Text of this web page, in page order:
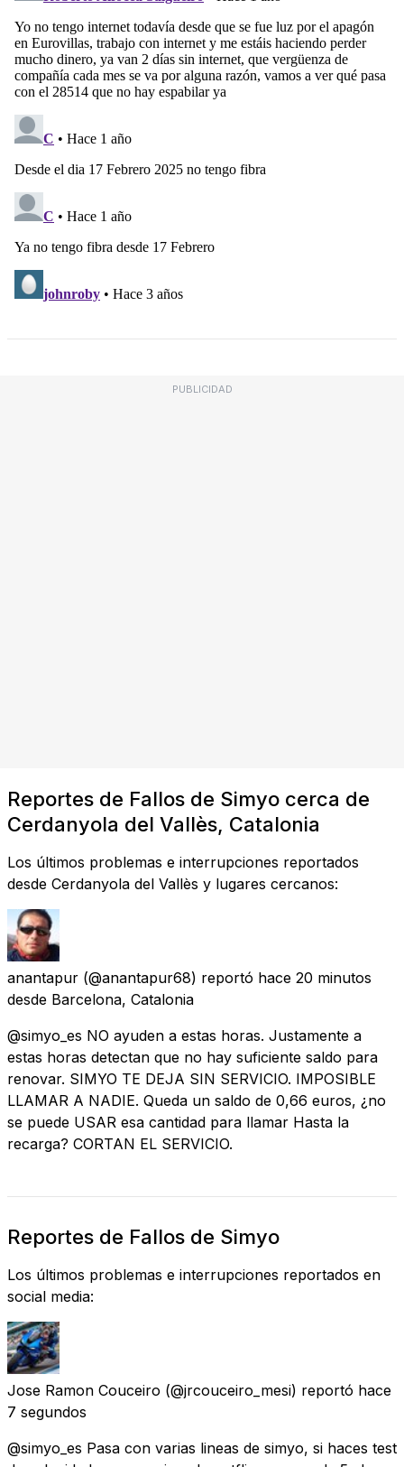
PUBLICIDAD
Reportes de Fallos de Simyo cerca de
Cerdanyola del Vallès, Catalonia
Los últimos problemas e interrupciones reportados
desde Cerdanyola del Vallès y lugares cercanos:
anantapur (@anantapur68) reportó hace 20 minutos
desde Barcelona, Catalonia
@simyo_es NO ayuden a estas horas. Justamente a
estas horas detectan que no hay suficiente saldo para
renovar. SIMYO TE DEJA SIN SERVICIO. IMPOSIBLE
LLAMAR A NADIE. Queda un saldo de 0,66 euros, ¿no
se puede USAR esa cantidad para llamar Hasta la
recarga? CORTAN EL SERVICIO.
Reportes de Fallos de Simyo
Los últimos problemas e interrupciones reportados en
social media:
Jose Ramon Couceiro (@jrcouceiro_mesi) reportó hace
7 segundos
@simyo_es Pasa con varias lineas de simyo, si haces test